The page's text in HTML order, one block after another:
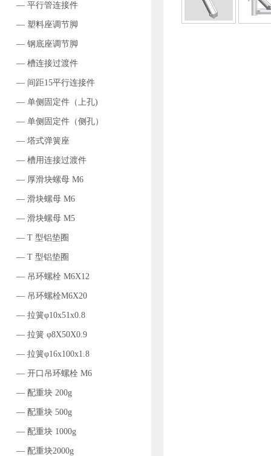
— 平行管连接件
— 塑料座调节脚
— 钢底座调节脚
— 槽连接过渡件
— 间距15平行连接件
— 单侧固定件（上孔)
— 单侧固定件（侧孔）
— 塔式弹簧座
— 槽用连接过渡件
— 厚滑块螺母 M6
— 滑块螺母 M6
— 滑块螺母 M5
— T 型铝垫圈
— T 型铝垫圈
— 吊环螺栓 M6X12
— 吊环螺栓M6X20
— 拉簧φ10x51x0.8
— 拉簧 φ8X50X0.9
— 拉簧φ16x100x1.8
— 开口吊环螺栓 M6
— 配重块 200g
— 配重块 500g
— 配重块 1000g
— 配重块2000g